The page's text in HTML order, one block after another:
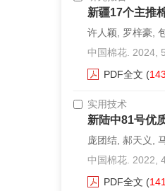
新疆17个主推
许人颖, 罗梓豪,
中国棉花. 2024,
PDF全文 (
实用技术
新陆中81号优
庞团结, 郝天义,
中国棉花. 2022,
PDF全文 (